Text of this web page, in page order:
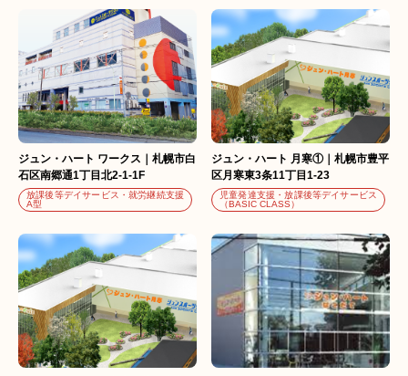
ジュン・ハート ワークス｜札幌市白
石区南郷通1丁目北2-1-1F
放課後等デイサービス・就労継続支援
A型
ジュン・ハート 月寒①｜札幌市豊平
区月寒東3条11丁目1-23
児童発達支援・放課後等デイサービス
（BASIC CLASS）